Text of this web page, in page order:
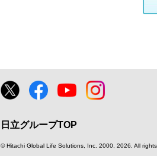
日立グループTOP
© Hitachi Global Life Solutions, Inc. 2000, 2026 . All